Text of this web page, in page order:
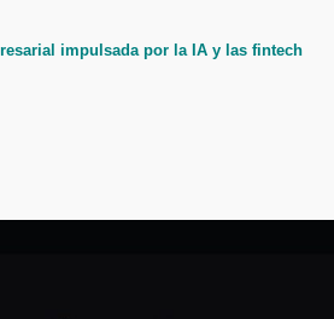
impulsada por la IA y las fintech